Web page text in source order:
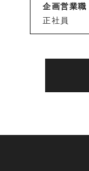
企画営業職
正社員